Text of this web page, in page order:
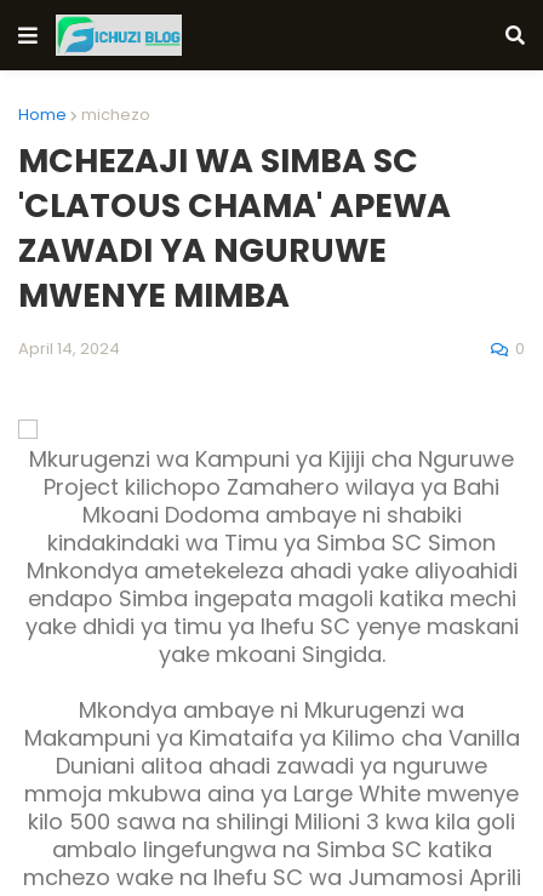
Home michezo
MCHEZAJI WA SIMBA SC
'CLATOUS CHAMA' APEWA
ZAWADI YA NGURUWE
MWENYE MIMBA
April 14, 2024 0
Mkurugenzi wa Kampuni ya Kijiji cha Nguruwe
Project kilichopo Zamahero wilaya ya Bahi
Mkoani Dodoma ambaye ni shabiki
kindakindaki wa Timu ya Simba SC Simon
Mnkondya ametekeleza ahadi yake aliyoahidi
endapo Simba ingepata magoli katika mechi
yake dhidi ya timu ya Ihefu SC yenye maskani
yake mkoani Singida.
Mkondya ambaye ni Mkurugenzi wa
Makampuni ya Kimataifa ya Kilimo cha Vanilla
Duniani alitoa ahadi zawadi ya nguruwe
mmoja mkubwa aina ya Large White mwenye
kilo 500 sawa na shilingi Milioni 3 kwa kila goli
ambalo lingefungwa na Simba SC katika
mchezo wake na Ihefu SC wa Jumamosi Aprili